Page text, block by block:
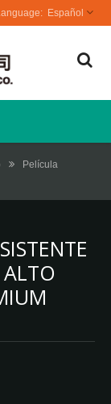
Español
Película